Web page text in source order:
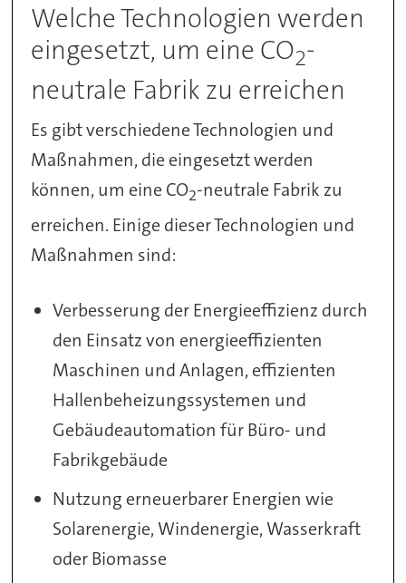
Welche Technologien werden
eingesetzt, um eine CO2-
neutrale Fabrik zu erreichen
Es gibt verschiedene Technologien und
Maßnahmen, die eingesetzt werden
können, um eine CO2-neutrale Fabrik zu
erreichen. Einige dieser Technologien und
Maßnahmen sind:
Verbesserung der Energieeffizienz durch
den Einsatz von energieeffizienten
Maschinen und Anlagen, effizienten
Hallenbeheizungssystemen und
Gebäudeautomation für Büro- und
Fabrikgebäude
Nutzung erneuerbarer Energien wie
Solarenergie, Windenergie, Wasserkraft
oder Biomasse